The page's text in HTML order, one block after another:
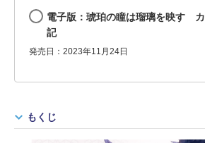
電子版：琥珀の瞳は瑠璃を映す
記
発売日：2023年11月24日
もくじ